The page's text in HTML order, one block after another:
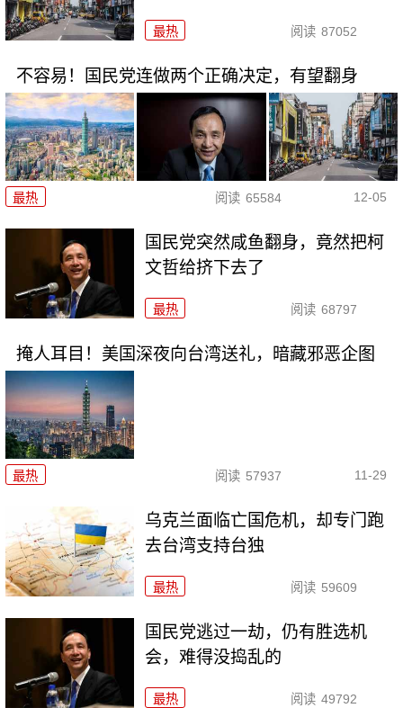
最热 阅读 87052
不容易！国民党连做两个正确决定，有望翻身
最热 阅读 65584 12-05
国民党突然咸鱼翻身，竟然把柯
文哲给挤下去了
最热 阅读 68797
掩人耳目！美国深夜向台湾送礼，暗藏邪恶企图
最热 阅读 57937 11-29
乌克兰面临亡国危机，却专门跑
去台湾支持台独
最热 阅读 59609
国民党逃过一劫，仍有胜选机
会，难得没捣乱的
最热 阅读 49792